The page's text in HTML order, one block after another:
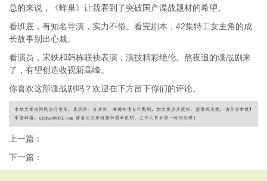
总的来说，《蜂巢》让我看到了突破国产谍战题材的希望。
看班底，有知名导演，实力不俗。看完剧本，42集特工女主角的成
长故事别出心裁。
看演员，宋轶和韩栋联袂表演，演技精彩绝伦。熬夜追的谍战剧来
了，有望创造收视新高峰。
你喜欢这部谍战剧吗？欢迎在下方留下你们的评论。
上一篇：
下一篇：